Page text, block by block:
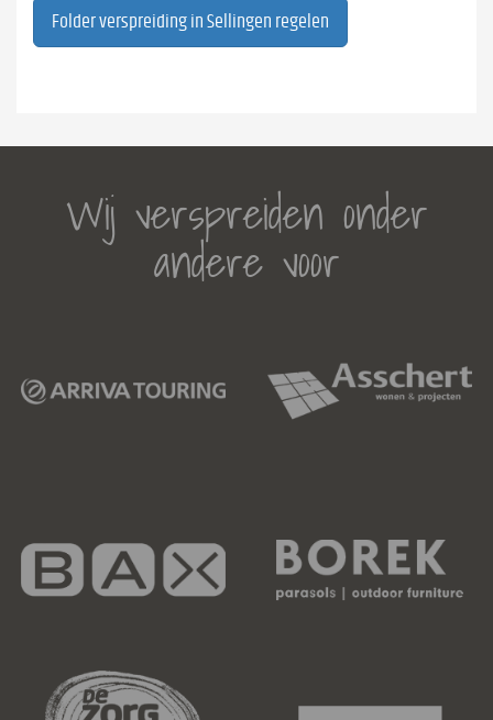
Folder verspreiding in Sellingen regelen
Wij verspreiden onder
andere voor